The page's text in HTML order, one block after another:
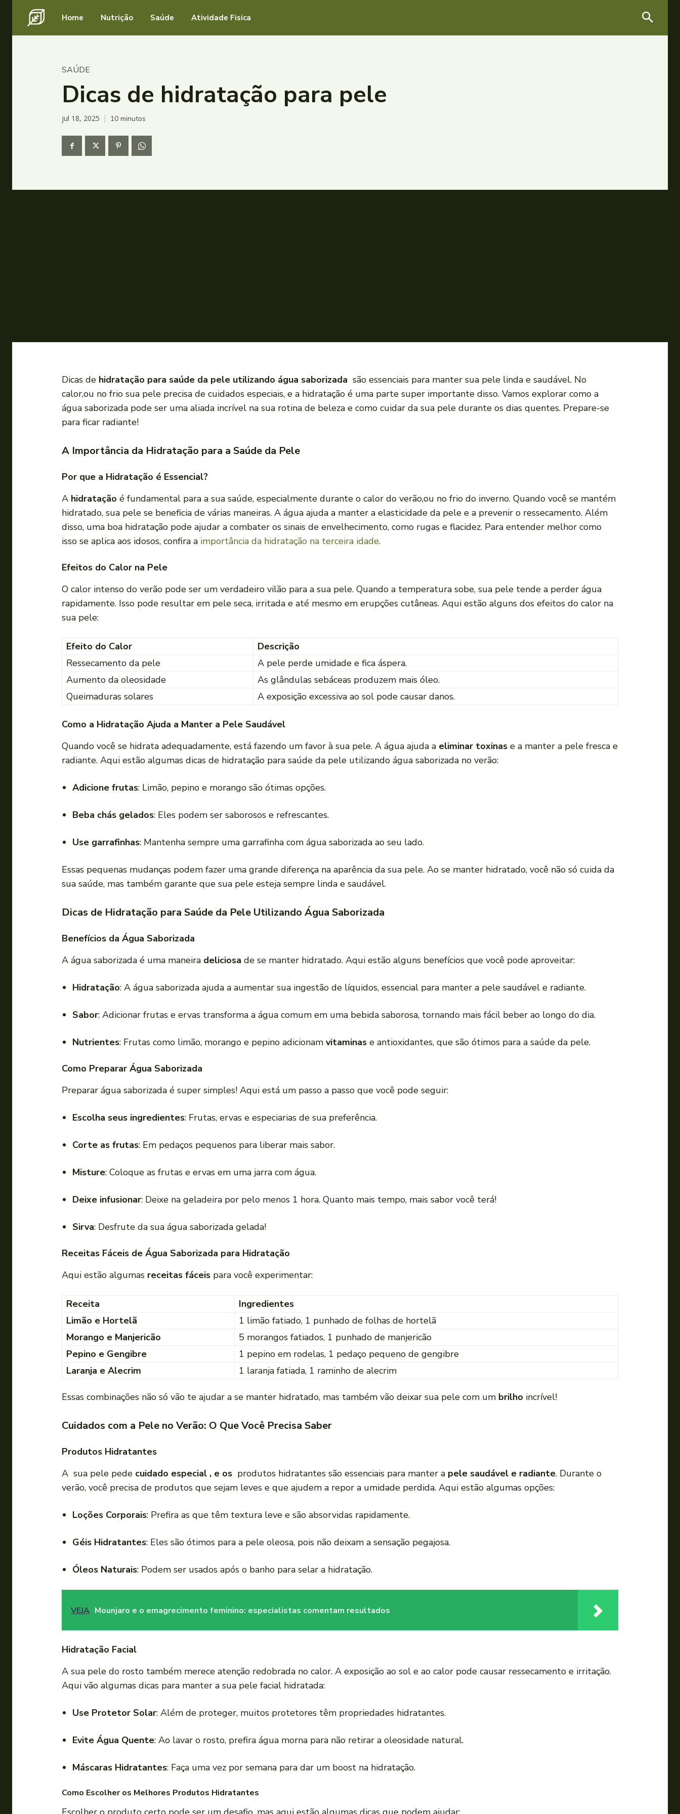
Home Nutrição Saúde Atividade Fisica
SAÚDE
Dicas de hidratação para pele
jul 18, 2025 10 minutos
Dicas de hidratação para saúde da pele utilizando água saborizada são essenciais para manter sua pele linda e saudável. No
calor,ou no frio sua pele precisa de cuidados especiais, e a hidratação é uma parte super importante disso. Vamos explorar como a
água saborizada pode ser uma aliada incrível na sua rotina de beleza e como cuidar da sua pele durante os dias quentes. Prepare-se
para ficar radiante!
A Importância da Hidratação para a Saúde da Pele
Por que a Hidratação é Essencial?
A hidratação é fundamental para a sua saúde, especialmente durante o calor do verão,ou no frio do inverno. Quando você se mantém
hidratado, sua pele se beneficia de várias maneiras. A água ajuda a manter a elasticidade da pele e a prevenir o ressecamento. Além
disso, uma boa hidratação pode ajudar a combater os sinais de envelhecimento, como rugas e flacidez. Para entender melhor como
isso se aplica aos idosos, confira a importância da hidratação na terceira idade.
Efeitos do Calor na Pele
O calor intenso do verão pode ser um verdadeiro vilão para a sua pele. Quando a temperatura sobe, sua pele tende a perder água
rapidamente. Isso pode resultar em pele seca, irritada e até mesmo em erupções cutâneas. Aqui estão alguns dos efeitos do calor na
sua pele:
Efeito do Calor
Descrição
Ressecamento da pele
A pele perde umidade e fica áspera.
Aumento da oleosidade
As glândulas sebáceas produzem mais óleo.
Queimaduras solares
A exposição excessiva ao sol pode causar danos.
Como a Hidratação Ajuda a Manter a Pele Saudável
Quando você se hidrata adequadamente, está fazendo um favor à sua pele. A água ajuda a eliminar toxinas e a manter a pele fresca e
radiante. Aqui estão algumas dicas de hidratação para saúde da pele utilizando água saborizada no verão:
Adicione frutas: Limão, pepino e morango são ótimas opções.
Beba chás gelados: Eles podem ser saborosos e refrescantes.
Use garrafinhas: Mantenha sempre uma garrafinha com água saborizada ao seu lado.
Essas pequenas mudanças podem fazer uma grande diferença na aparência da sua pele. Ao se manter hidratado, você não só cuida da
sua saúde, mas também garante que sua pele esteja sempre linda e saudável.
Dicas de Hidratação para Saúde da Pele Utilizando Água Saborizada
Benefícios da Água Saborizada
A água saborizada é uma maneira deliciosa de se manter hidratado. Aqui estão alguns benefícios que você pode aproveitar:
Hidratação: A água saborizada ajuda a aumentar sua ingestão de líquidos, essencial para manter a pele saudável e radiante.
Sabor: Adicionar frutas e ervas transforma a água comum em uma bebida saborosa, tornando mais fácil beber ao longo do dia.
Nutrientes: Frutas como limão, morango e pepino adicionam vitaminas e antioxidantes, que são ótimos para a saúde da pele.
Como Preparar Água Saborizada
Preparar água saborizada é super simples! Aqui está um passo a passo que você pode seguir:
Escolha seus ingredientes: Frutas, ervas e especiarias de sua preferência.
Corte as frutas: Em pedaços pequenos para liberar mais sabor.
Misture: Coloque as frutas e ervas em uma jarra com água.
Deixe infusionar: Deixe na geladeira por pelo menos 1 hora. Quanto mais tempo, mais sabor você terá!
Sirva: Desfrute da sua água saborizada gelada!
Receitas Fáceis de Água Saborizada para Hidratação
Aqui estão algumas receitas fáceis para você experimentar:
Receita
Ingredientes
Limão e Hortelã
1 limão fatiado, 1 punhado de folhas de hortelã
Morango e Manjericão
5 morangos fatiados, 1 punhado de manjericão
Pepino e Gengibre
1 pepino em rodelas, 1 pedaço pequeno de gengibre
Laranja e Alecrim
1 laranja fatiada, 1 raminho de alecrim
Essas combinações não só vão te ajudar a se manter hidratado, mas também vão deixar sua pele com um brilho incrível!
Cuidados com a Pele no Verão: O Que Você Precisa Saber
Produtos Hidratantes
A sua pele pede cuidado especial , e os produtos hidratantes são essenciais para manter a pele saudável e radiante. Durante o
verão, você precisa de produtos que sejam leves e que ajudem a repor a umidade perdida. Aqui estão algumas opções:
Loções Corporais: Prefira as que têm textura leve e são absorvidas rapidamente.
Géis Hidratantes: Eles são ótimos para a pele oleosa, pois não deixam a sensação pegajosa.
Óleos Naturais: Podem ser usados após o banho para selar a hidratação.
VEJA Mounjaro e o emagrecimento feminino: especialistas comentam resultados
Hidratação Facial
A sua pele do rosto também merece atenção redobrada no calor. A exposição ao sol e ao calor pode causar ressecamento e irritação.
Aqui vão algumas dicas para manter a sua pele facial hidratada:
Use Protetor Solar: Além de proteger, muitos protetores têm propriedades hidratantes.
Evite Água Quente: Ao lavar o rosto, prefira água morna para não retirar a oleosidade natural.
Máscaras Hidratantes: Faça uma vez por semana para dar um boost na hidratação.
Como Escolher os Melhores Produtos Hidratantes